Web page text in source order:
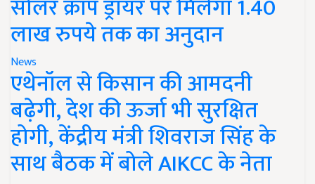
सोलर क्रॉप ड्रायर पर मिलेगा 1.40
लाख रुपये तक का अनुदान
News
एथेनॉल से किसान की आमदनी
बढ़ेगी, देश की ऊर्जा भी सुरक्षित
होगी, केंद्रीय मंत्री शिवराज सिंह के
साथ बैठक में बोले AIKCC के नेता